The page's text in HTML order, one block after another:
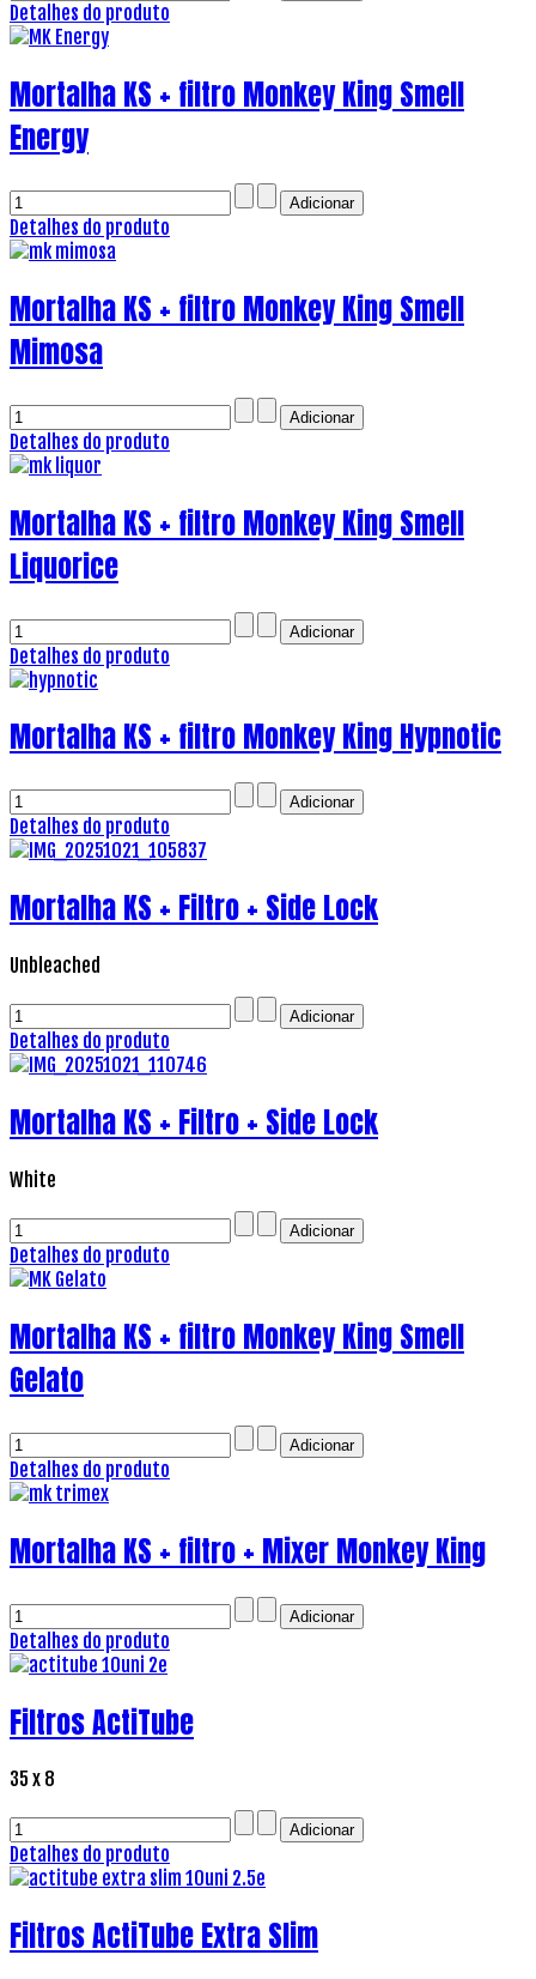
Detalhes do produto
Mortalha KS + filtro Monkey King Smell
Energy
Detalhes do produto
Mortalha KS + filtro Monkey King Smell
Mimosa
Detalhes do produto
Mortalha KS + filtro Monkey King Smell
Liquorice
Detalhes do produto
Mortalha KS + filtro Monkey King Hypnotic
Detalhes do produto
Mortalha KS + Filtro + Side Lock
Unbleached
Detalhes do produto
Mortalha KS + Filtro + Side Lock
White
Detalhes do produto
Mortalha KS + filtro Monkey King Smell
Gelato
Detalhes do produto
Mortalha KS + filtro + Mixer Monkey King
Detalhes do produto
Filtros ActiTube
35 x 8
Detalhes do produto
Filtros ActiTube Extra Slim